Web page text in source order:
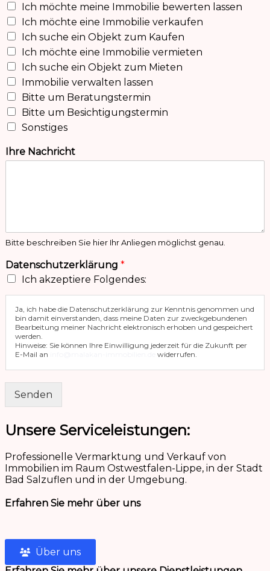
Ich möchte meine Immobilie bewerten lassen
Ich möchte eine Immobilie verkaufen
Ich suche ein Objekt zum Kaufen
Ich möchte eine Immobilie vermieten
Ich suche ein Objekt zum Mieten
Immobilie verwalten lassen
Bitte um Beratungstermin
Bitte um Besichtigungstermin
Sonstiges
Ihre Nachricht
Bitte beschreiben Sie hier Ihr Anliegen möglichst genau.
Datenschutzerklärung *
Ich akzeptiere Folgendes:
Ja, ich habe die Datenschutzerklärung zur Kenntnis genommen und
bin damit einverstanden, dass meine Daten zur zweckgebundenen
Bearbeitung meiner Nachricht elektronisch erhoben und gespeichert
werden.
Hinweise: Sie können Ihre Einwilligung jederzeit für die Zukunft per
E-Mail an
widerrufen.
Senden
Unsere Serviceleistungen:
Professionelle Vermarktung und Verkauf von
Immobilien im Raum Ostwestfalen-Lippe, in der Stadt
Bad Salzuflen und in der Umgebung.
Erfahren Sie mehr über uns
Über uns